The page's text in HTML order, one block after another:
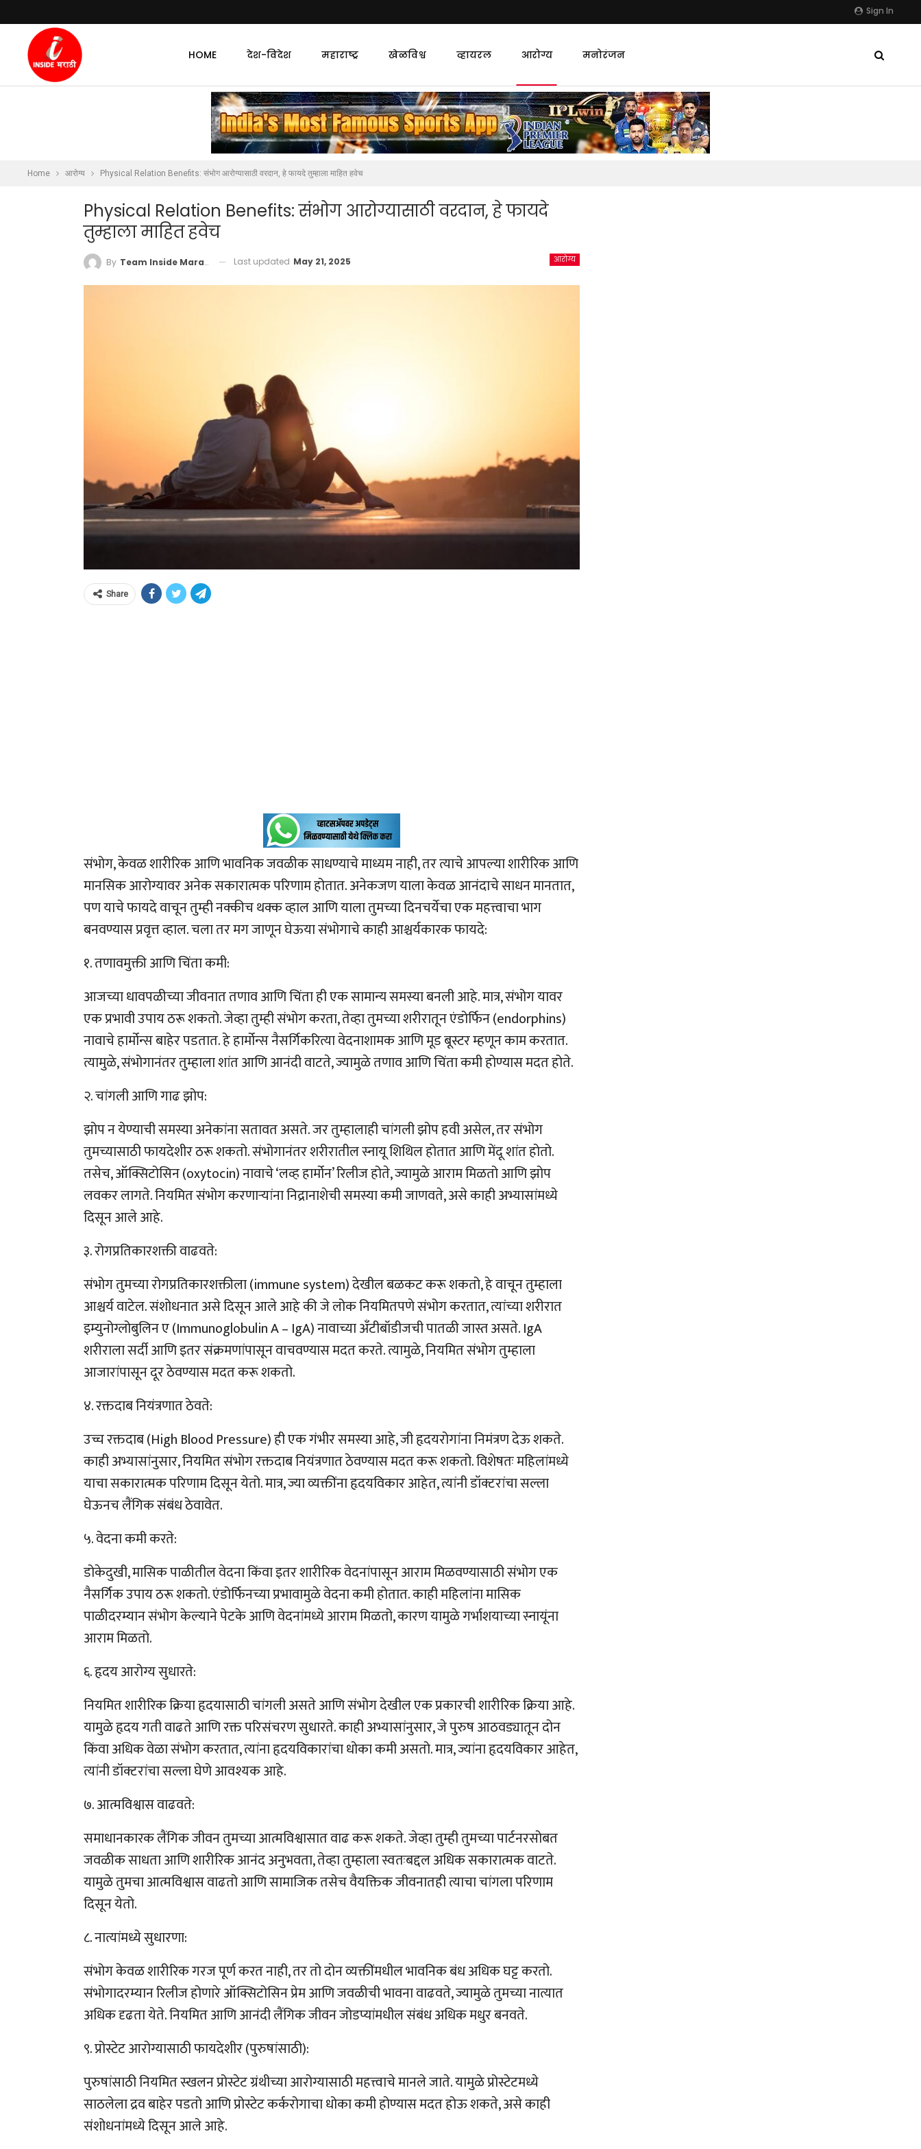
Sign In
HOME देश-विदेश महाराष्ट्र खेळविश्व व्हायरल आरोग्य मनोरंजन
Home आरोग्य Physical Relation Benefits: संभोग आरोग्यासाठी वरदान, हे फायदे तुम्हाला माहित हवेच
Physical Relation Benefits: संभोग आरोग्यासाठी वरदान, हे फायदे
तुम्हाला माहित हवेच
आरोग्य
By Team Inside Marathi Last updated May 21, 2025
Share
संभोग, केवळ शारीरिक आणि भावनिक जवळीक साधण्याचे माध्यम नाही, तर त्याचे आपल्या शारीरिक आणि
मानसिक आरोग्यावर अनेक सकारात्मक परिणाम होतात. अनेकजण याला केवळ आनंदाचे साधन मानतात,
पण याचे फायदे वाचून तुम्ही नक्कीच थक्क व्हाल आणि याला तुमच्या दिनचर्येचा एक महत्त्वाचा भाग
बनवण्यास प्रवृत्त व्हाल. चला तर मग जाणून घेऊया संभोगाचे काही आश्चर्यकारक फायदे:
१. तणावमुक्ती आणि चिंता कमी:
आजच्या धावपळीच्या जीवनात तणाव आणि चिंता ही एक सामान्य समस्या बनली आहे. मात्र, संभोग यावर
एक प्रभावी उपाय ठरू शकतो. जेव्हा तुम्ही संभोग करता, तेव्हा तुमच्या शरीरातून एंडोर्फिन (endorphins)
नावाचे हार्मोन्स बाहेर पडतात. हे हार्मोन्स नैसर्गिकरित्या वेदनाशामक आणि मूड बूस्टर म्हणून काम करतात.
त्यामुळे, संभोगानंतर तुम्हाला शांत आणि आनंदी वाटते, ज्यामुळे तणाव आणि चिंता कमी होण्यास मदत होते.
२. चांगली आणि गाढ झोप:
झोप न येण्याची समस्या अनेकांना सतावत असते. जर तुम्हालाही चांगली झोप हवी असेल, तर संभोग
तुमच्यासाठी फायदेशीर ठरू शकतो. संभोगानंतर शरीरातील स्नायू शिथिल होतात आणि मेंदू शांत होतो.
तसेच, ऑक्सिटोसिन (oxytocin) नावाचे ‘लव्ह हार्मोन’ रिलीज होते, ज्यामुळे आराम मिळतो आणि झोप
लवकर लागते. नियमित संभोग करणाऱ्यांना निद्रानाशेची समस्या कमी जाणवते, असे काही अभ्यासांमध्ये
दिसून आले आहे.
३. रोगप्रतिकारशक्ती वाढवते:
संभोग तुमच्या रोगप्रतिकारशक्तीला (immune system) देखील बळकट करू शकतो, हे वाचून तुम्हाला
आश्चर्य वाटेल. संशोधनात असे दिसून आले आहे की जे लोक नियमितपणे संभोग करतात, त्यांच्या शरीरात
इम्युनोग्लोबुलिन ए (Immunoglobulin A – IgA) नावाच्या अँटीबॉडीजची पातळी जास्त असते. IgA
शरीराला सर्दी आणि इतर संक्रमणांपासून वाचवण्यास मदत करते. त्यामुळे, नियमित संभोग तुम्हाला
आजारांपासून दूर ठेवण्यास मदत करू शकतो.
४. रक्तदाब नियंत्रणात ठेवते:
उच्च रक्तदाब (High Blood Pressure) ही एक गंभीर समस्या आहे, जी हृदयरोगांना निमंत्रण देऊ शकते.
काही अभ्यासांनुसार, नियमित संभोग रक्तदाब नियंत्रणात ठेवण्यास मदत करू शकतो. विशेषतः महिलांमध्ये
याचा सकारात्मक परिणाम दिसून येतो. मात्र, ज्या व्यक्तींना हृदयविकार आहेत, त्यांनी डॉक्टरांचा सल्ला
घेऊनच लैंगिक संबंध ठेवावेत.
५. वेदना कमी करते:
डोकेदुखी, मासिक पाळीतील वेदना किंवा इतर शारीरिक वेदनांपासून आराम मिळवण्यासाठी संभोग एक
नैसर्गिक उपाय ठरू शकतो. एंडोर्फिनच्या प्रभावामुळे वेदना कमी होतात. काही महिलांना मासिक
पाळीदरम्यान संभोग केल्याने पेटके आणि वेदनांमध्ये आराम मिळतो, कारण यामुळे गर्भाशयाच्या स्नायूंना
आराम मिळतो.
६. हृदय आरोग्य सुधारते:
नियमित शारीरिक क्रिया हृदयासाठी चांगली असते आणि संभोग देखील एक प्रकारची शारीरिक क्रिया आहे.
यामुळे हृदय गती वाढते आणि रक्त परिसंचरण सुधारते. काही अभ्यासांनुसार, जे पुरुष आठवड्यातून दोन
किंवा अधिक वेळा संभोग करतात, त्यांना हृदयविकारांचा धोका कमी असतो. मात्र, ज्यांना हृदयविकार आहेत,
त्यांनी डॉक्टरांचा सल्ला घेणे आवश्यक आहे.
७. आत्मविश्वास वाढवते:
समाधानकारक लैंगिक जीवन तुमच्या आत्मविश्वासात वाढ करू शकते. जेव्हा तुम्ही तुमच्या पार्टनरसोबत
जवळीक साधता आणि शारीरिक आनंद अनुभवता, तेव्हा तुम्हाला स्वतःबद्दल अधिक सकारात्मक वाटते.
यामुळे तुमचा आत्मविश्वास वाढतो आणि सामाजिक तसेच वैयक्तिक जीवनातही त्याचा चांगला परिणाम
दिसून येतो.
८. नात्यांमध्ये सुधारणा:
संभोग केवळ शारीरिक गरज पूर्ण करत नाही, तर तो दोन व्यक्तींमधील भावनिक बंध अधिक घट्ट करतो.
संभोगादरम्यान रिलीज होणारे ऑक्सिटोसिन प्रेम आणि जवळीची भावना वाढवते, ज्यामुळे तुमच्या नात्यात
अधिक दृढता येते. नियमित आणि आनंदी लैंगिक जीवन जोडप्यांमधील संबंध अधिक मधुर बनवते.
९. प्रोस्टेट आरोग्यासाठी फायदेशीर (पुरुषांसाठी):
पुरुषांसाठी नियमित स्खलन प्रोस्टेट ग्रंथीच्या आरोग्यासाठी महत्त्वाचे मानले जाते. यामुळे प्रोस्टेटमध्ये
साठलेला द्रव बाहेर पडतो आणि प्रोस्टेट कर्करोगाचा धोका कमी होण्यास मदत होऊ शकते, असे काही
संशोधनांमध्ये दिसून आले आहे.